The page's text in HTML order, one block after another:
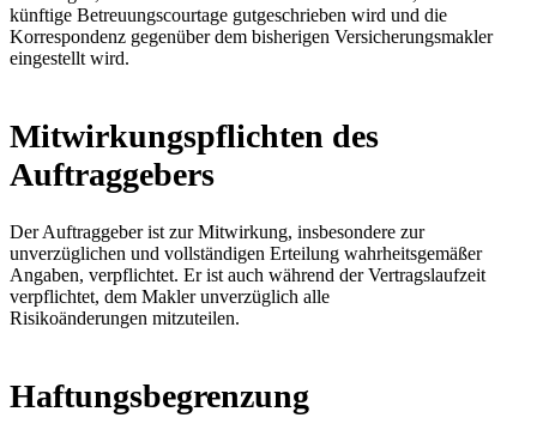
künftige Betreuungscourtage gutgeschrieben wird und die
Korrespondenz gegenüber dem bisherigen Versicherungsmakler
eingestellt wird.
Mitwirkungspflichten des
Auftraggebers
Der Auftraggeber ist zur Mitwirkung, insbesondere zur
unverzüglichen und vollständigen Erteilung wahrheitsgemäßer
Angaben, verpflichtet. Er ist auch während der Vertragslaufzeit
verpflichtet, dem Makler unverzüglich alle
Risikoänderungen mitzuteilen.
Haftungsbegrenzung